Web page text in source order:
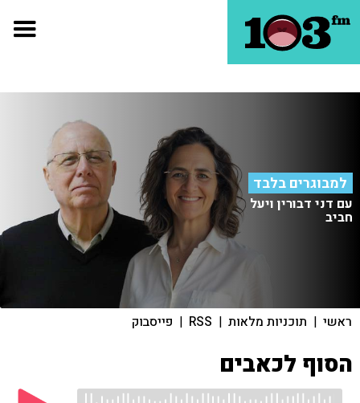
למבוגרים בלבד
עם דני דבורין ויעל
חביב
ראשי | תוכניות מלאות |
RSS
| פייסבוק
הסוף לכאבים